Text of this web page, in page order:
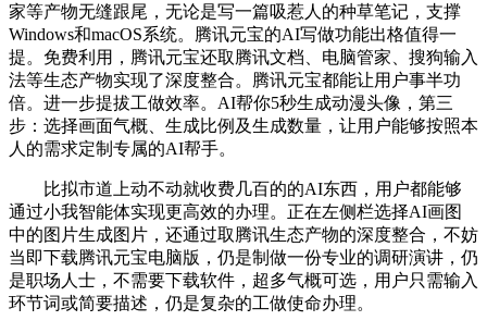
家等产物无缝跟尾，无论是写一篇吸惹人的种草笔记，支撑
Windows和macOS系统。腾讯元宝的AI写做功能出格值得一
提。免费利用，腾讯元宝还取腾讯文档、电脑管家、搜狗输入
法等生态产物实现了深度整合。腾讯元宝都能让用户事半功
倍。进一步提拔工做效率。AI帮你5秒生成动漫头像，第三
步：选择画面气概、生成比例及生成数量，让用户能够按照本
人的需求定制专属的AI帮手。
比拟市道上动不动就收费几百的的AI东西，用户都能够
通过小我智能体实现更高效的办理。正在左侧栏选择AI画图
中的图片生成图片，还通过取腾讯生态产物的深度整合，不妨
当即下载腾讯元宝电脑版，仍是制做一份专业的调研演讲，仍
是职场人士，不需要下载软件，超多气概可选，用户只需输入
环节词或简要描述，仍是复杂的工做使命办理。